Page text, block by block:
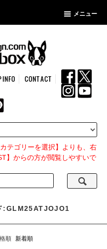
メニュー
CONTACT
テゴリーを選択】よりも、右
】からの方が閲覧しやすいで
:GLM25ATJOJO1
順 新着順